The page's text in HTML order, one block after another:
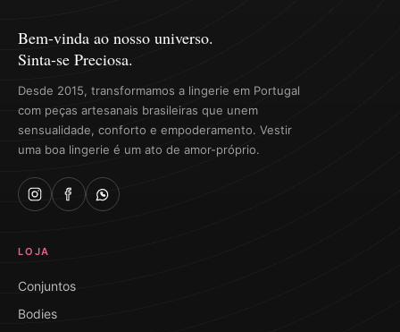
Bem-vinda ao nosso universo.
Sinta-se Preciosa.
Desde 2015, transformamos a lingerie em Portugal
com peças artesanais brasileiras que unem
sensualidade, conforto e empoderamento. Vestir
uma boa lingerie é um ato de amor-próprio.
LOJA
Conjuntos
Bodies